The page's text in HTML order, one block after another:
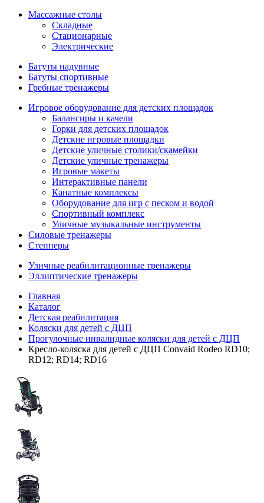
Массажные столы
Складные
Стационарные
Электрические
Батуты надувные
Батуты спортивные
Гребные тренажеры
Игровое оборудование для детских площадок
Балансиры и качели
Горки для детских площадок
Детские игровые площадки
Детские уличные столики/скамейки
Детские уличные тренажеры
Игровые макеты
Интерактивные панели
Канатные комплексы
Оборудование для игр с песком и водой
Спортивный комплекс
Уличные музыкальные инструменты
Силовые тренажеры
Степперы
Уличные реабилитационные тренажеры
Эллиптические тренажеры
Главная
Каталог
Детская реабилитация
Коляски для детей с ДЦП
Прогулочные инвалидные коляски для детей с ДЦП
Кресло-коляска для детей с ДЦП Convaid Rodeo RD10;
RD12; RD14; RD16